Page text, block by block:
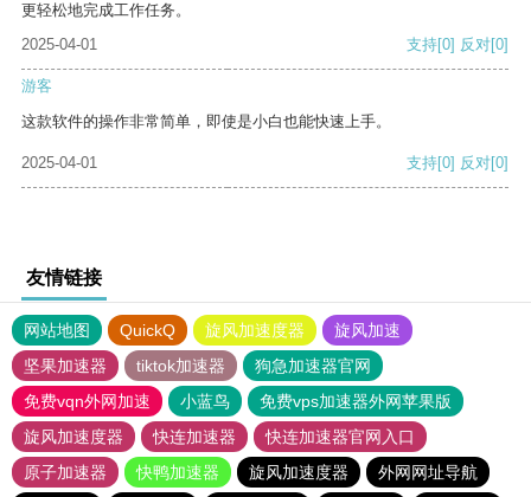
更轻松地完成工作任务。
2025-04-01
支持[0] 反对[0]
游客
这款软件的操作非常简单，即使是小白也能快速上手。
2025-04-01 支持[0] 反对[0]
友情链接
网站地图 QuickQ 旋风加速度器
旋风加速
坚果加速器
tiktok加速器
狗急加速器官网
免费vqn外网加速
小蓝鸟
免费vps加速器外网苹果版
旋风加速度器
快连加速器
快连加速器官网入口
原子加速器
快鸭加速器 旋风加速度器
外网网址导航